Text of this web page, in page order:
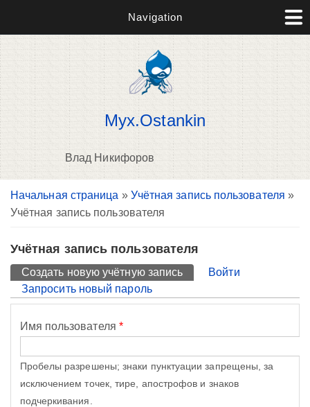
Navigation
Myx.Ostankin
Влад Никифоров
Вы здесь
Начальная страница » Учётная запись пользователя »
Учётная запись пользователя
Учётная запись пользователя
Главные вкладки
Создать новую учётную запись (активная вкладка)
Войти
Запросить новый пароль
Имя пользователя *
Пробелы разрешены; знаки пунктуации запрещены, за
исключением точек, тире, апострофов и знаков
подчеркивания.